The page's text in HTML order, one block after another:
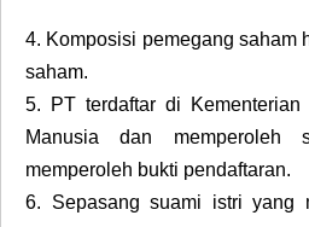
4. Komposisi pemegang saham
saham.
5.
PT terdaftar di
Manusia dan memperoleh
memperoleh bukti pendaftaran.
6.
Sepasang suami istri yang